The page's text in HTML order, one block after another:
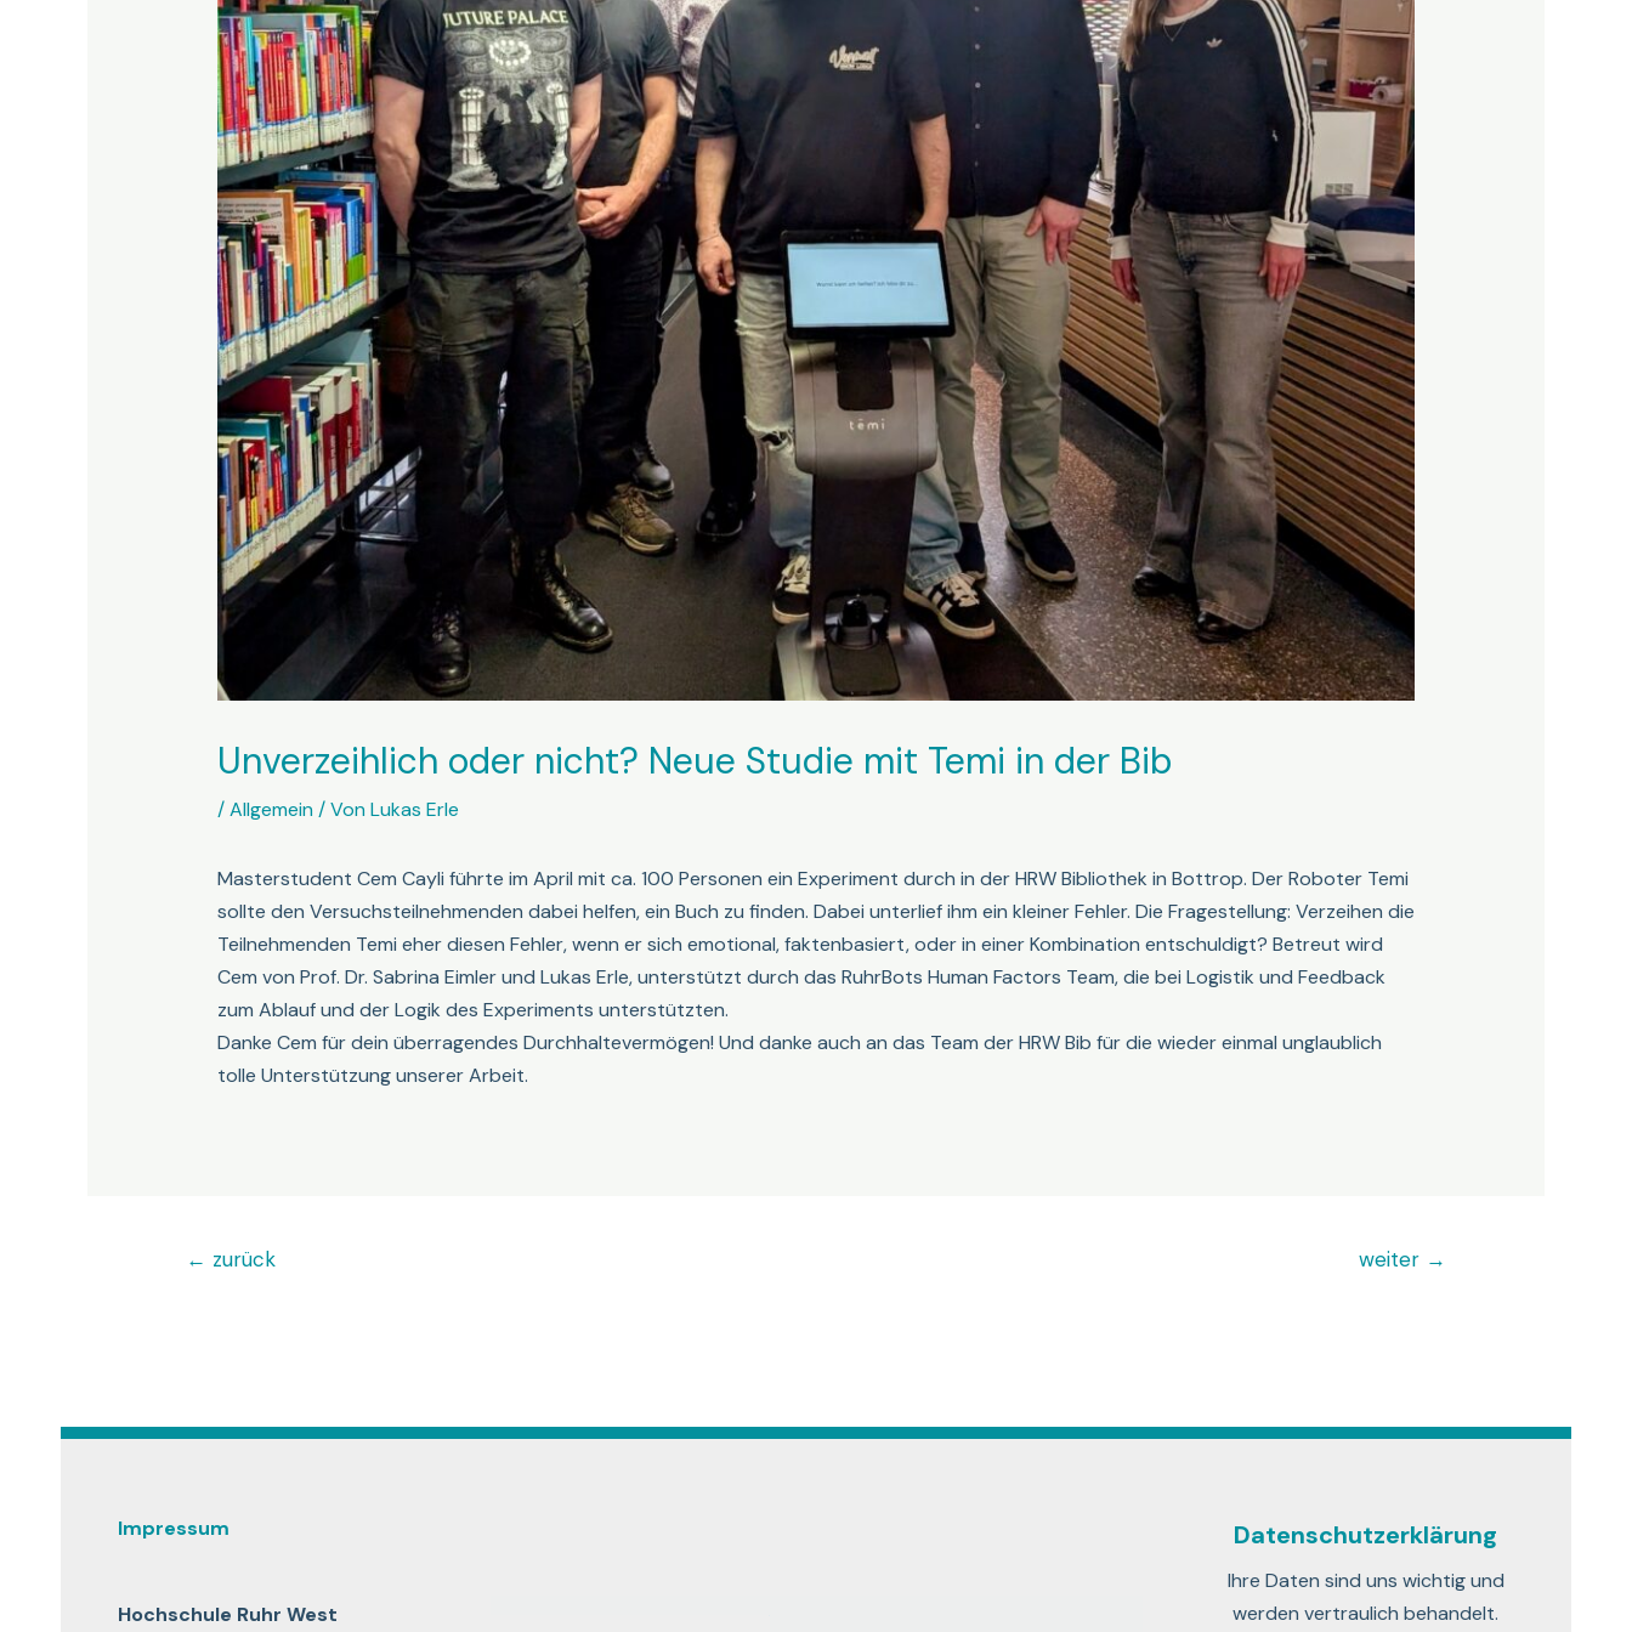
Unverzeihlich oder nicht? Neue Studie mit Temi in der Bib
/Allgemein/ VonLukas Erle
Masterstudent Cem Cayli führte im April mit ca. 100 Personen ein Experiment durch in der HRW Bibliothek in Bottrop. Der Roboter Temi
sollte den Versuchsteilnehmenden dabei helfen, ein Buch zu finden. Dabei unterlief ihm ein kleiner Fehler. Die Fragestellung: Verzeihen die
Teilnehmenden Temi eher diesen Fehler, wenn er sich emotional, faktenbasiert, oder in einer Kombination entschuldigt? Betreut wird
Cem von Prof. Dr. Sabrina Eimler und Lukas Erle, unterstützt durch das RuhrBots Human Factors Team, die bei Logistik und Feedback
zum Ablauf und der Logik des Experiments unterstützten.
Danke Cem für dein überragendes Durchhaltevermögen! Und danke auch an das Team der HRW Bib für die wieder einmal unglaublich
tolle Unterstützung unserer Arbeit.
Beitragsnavigation
← zurück weiter →
Impressum
Hochschule Ruhr West
Datenschutzerklärung
Ihre Daten sind uns wichtig und
werden vertraulich behandelt.